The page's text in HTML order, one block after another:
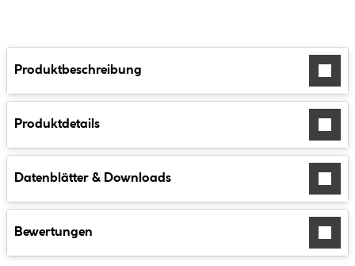
Produktbeschreibung
Produktdetails
Datenblätter & Downloads
Bewertungen